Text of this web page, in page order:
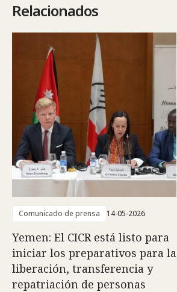
Relacionados
Comunicado de prensa 14-05-2026
Yemen: El CICR está listo para
iniciar los preparativos para la
liberación, transferencia y
repatriación de personas